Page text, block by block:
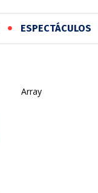
ESPECTÁCULOS
Array